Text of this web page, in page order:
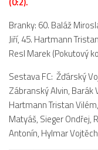
Branky: 60. Baláž
Jiří, 45. Hartmann
Resl Marek (Pokutový
Sestava FC: Žďárský
Zábranský Alvin, Barák
Hartmann Tristan
Matyáš, Sieger Ondřej,
Antonín, Hylmar